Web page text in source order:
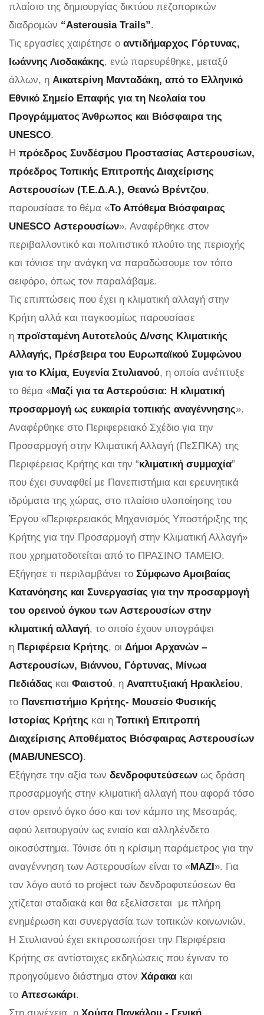
πλαίσιο της δημιουργίας δικτύου πεζοπορικών
διαδρομών “Asterousia Trails”.
Τις εργασίες χαιρέτησε ο αντιδήμαρχος Γόρτυνας,
Ιωάννης Λιοδακάκης, ενώ παρευρέθηκε, μεταξύ
άλλων, η Αικατερίνη Μανταδάκη, από το Ελληνικό
Εθνικό Σημείο Επαφής για τη Νεολαία του
Προγράμματος Άνθρωπος και Βιόσφαιρα της
UNESCO.
Η πρόεδρος Συνδέσμου Προστασίας Αστερουσίων,
πρόεδρος Τοπικής Επιτροπής Διαχείρισης
Αστερουσίων (Τ.Ε.Δ.Α.), Θεανώ Βρέντζου,
παρουσίασε το θέμα «Το Απόθεμα Βιόσφαιρας
UNESCO Αστερουσίων». Αναφέρθηκε στον
περιβαλλοντικό και πολιτιστικό πλούτο της περιοχής
και τόνισε την ανάγκη να παραδώσουμε τον τόπο
αειφόρο, όπως τον παραλάβαμε.
Τις επιπτώσεις που έχει η κλιματική αλλαγή στην
Κρήτη αλλά και παγκοσμίως παρουσίασε
η προϊσταμένη Αυτοτελούς Δ/νσης Κλιματικής
Αλλαγής, Πρέσβειρα του Ευρωπαϊκού Συμφώνου
για το Κλίμα, Ευγενία Στυλιανού, η οποία ανέπτυξε
το θέμα «Μαζί για τα Αστερούσια: Η κλιματική
προσαρμογή ως ευκαιρία τοπικής αναγέννησης».
Αναφέρθηκε στο Περιφερειακό Σχέδιο για την
Προσαρμογή στην Κλιματική Αλλαγή (ΠεΣΠΚΑ) της
Περιφέρειας Κρήτης και την “κλιματική συμμαχία”
που έχει συναφθεί με Πανεπιστήμια και ερευνητικά
ιδρύματα της χώρας, στο πλαίσιο υλοποίησης του
Έργου «Περιφερειακός Μηχανισμός Υποστήριξης της
Κρήτης για την Προσαρμογή στην Κλιματική Αλλαγή»
που χρηματοδοτείται από το ΠΡΑΣΙΝΟ ΤΑΜΕΙΟ.
Εξήγησε τι περιλαμβάνει το Σύμφωνο Αμοιβαίας
Κατανόησης και Συνεργασίας για την προσαρμογή
του ορεινού όγκου των Αστερουσίων στην
κλιματική αλλαγή, το οποίο έχουν υπογράψει
η Περιφέρεια Κρήτης, οι Δήμοι Αρχανών –
Αστερουσίων, Βιάννου, Γόρτυνας, Μίνωα
Πεδιάδας και Φαιστού, η Αναπτυξιακή Ηρακλείου,
το Πανεπιστήμιο Κρήτης- Μουσείο Φυσικής
Ιστορίας Κρήτης και η Τοπική Επιτροπή
Διαχείρισης Αποθέματος Βιόσφαιρας Αστερουσίων
(MAB/UNESCO).
Εξήγησε την αξία των δενδροφυτεύσεων ως δράση
προσαρμογής στην κλιματική αλλαγή που αφορά τόσο
στον ορεινό όγκο όσο και τον κάμπο της Μεσαράς,
αφού λειτουργούν ως ενιαίο και αλληλένδετο
οικοσύστημα. Τόνισε ότι η κρίσιμη παράμετρος για την
αναγέννηση των Αστερουσίων είναι το «ΜΑΖΙ». Για
τον λόγο αυτό το project των δενδροφυτεύσεων θα
χτίζεται σταδιακά και θα εξελίσσεται με πλήρη
ενημέρωση και συνεργασία των τοπικών κοινωνιών.
Η Στυλιανού έχει εκπροσωπήσει την Περιφέρεια
Κρήτης σε αντίστοιχες εκδηλώσεις που έγιναν το
προηγούμενο διάστημα στον Χάρακα και
το Απεσωκάρι.